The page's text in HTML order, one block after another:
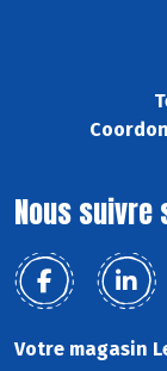
Nous suivre
Votre magasin